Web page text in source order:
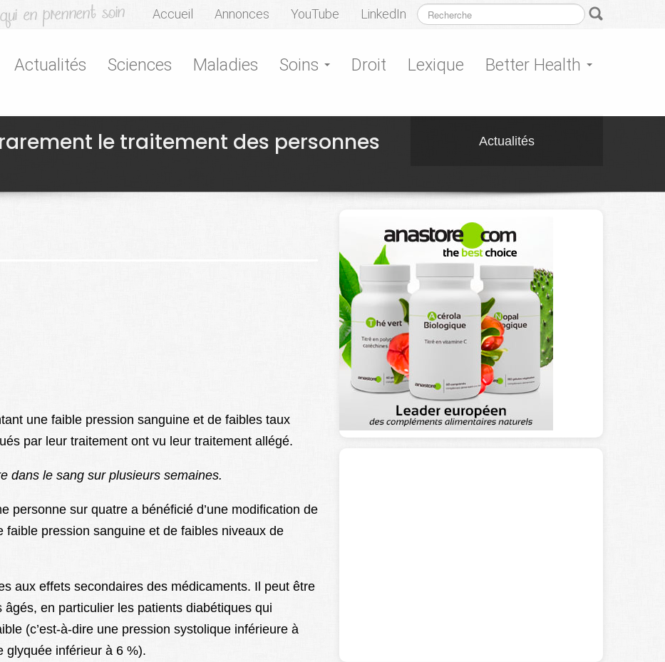
Accueil Annonces YouTube LinkedIn
Actualités Sciences Maladies Soins Droit Lexique Better Health
le traitement des personnes
Actualités
une faible pression sanguine et de faibles taux
par leur traitement ont vu leur traitement allégé.
dans le sang sur plusieurs semaines.
personne sur quatre a bénéficié d’une modification de
faible pression sanguine et de faibles niveaux de
aux effets secondaires des médicaments. Il peut être
en particulier les patients diabétiques qui
(c’est-à-dire une pression systolique inférieure à
glyquée inférieur à 6 %).